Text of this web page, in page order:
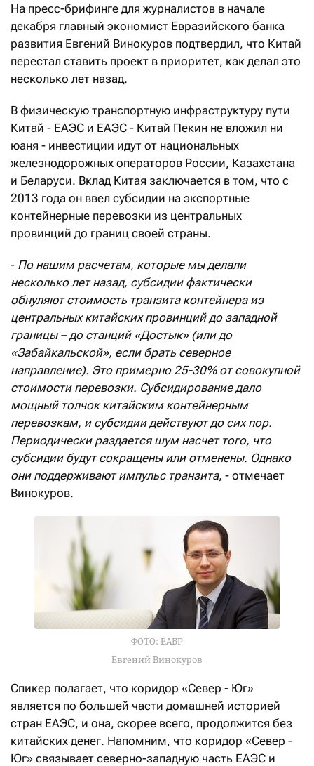
На пресс-брифинге для журналистов в начале
декабря главный экономист Евразийского банка
развития Евгений Винокуров подтвердил, что Китай
перестал ставить проект в приоритет, как делал это
несколько лет назад.
В физическую транспортную инфраструктуру пути
Китай - ЕАЭС и ЕАЭС - Китай Пекин не вложил ни
юаня - инвестиции идут от национальных
железнодорожных операторов России, Казахстана
и Беларуси. Вклад Китая заключается в том, что с
2013 года он ввел субсидии на экспортные
контейнерные перевозки из центральных
провинций до границ своей страны.
- По нашим расчетам, которые мы делали
несколько лет назад, субсидии фактически
обнуляют стоимость транзита контейнера из
центральных китайских провинций до западной
границы – до станций«Достык» (или до
«Забайкальской», если брать северное
направление). Это примерно 25-30% от совокупной
стоимости перевозки. Субсидирование дало
мощный толчок китайским контейнерным
перевозкам, и субсидии действуют до сих пор.
Периодически раздается шум насчет того, что
субсидии будут сокращены или отменены. Однако
ониподдерживают импульс транзита, - отмечает
Винокуров.
ФОТО: ЕАБР
Евгений Винокуров
Спикер полагает, что коридор «Север - Юг»
является по большей части домашней историей
стран ЕАЭС, и она, скорее всего, продолжится без
китайских денег. Напомним, что коридор «Север -
Юг» связывает северно-западную часть ЕАЭС и